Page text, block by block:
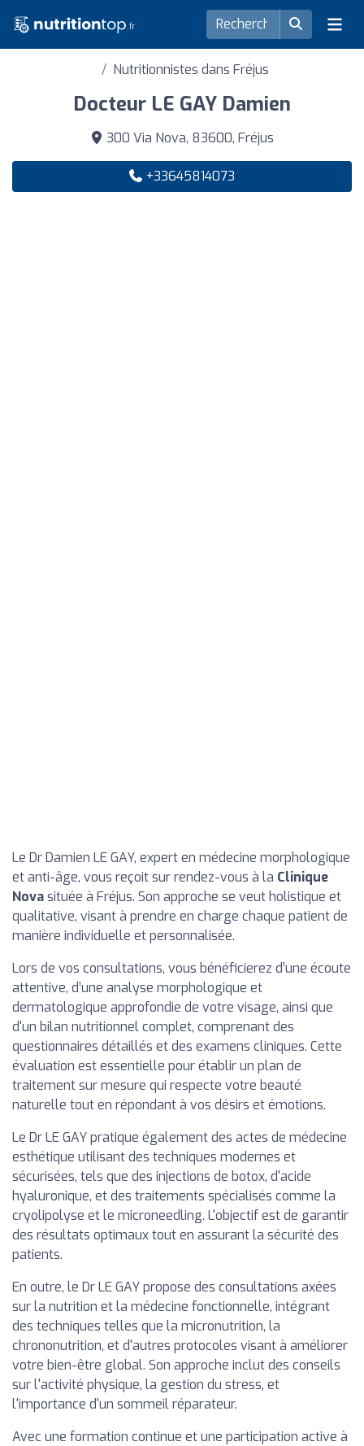
Nutritionnistes dans Fréjus
Docteur LE GAY Damien
300 Via Nova, 83600, Fréjus
+33645814073
Le Dr Damien LE GAY, expert en médecine morphologique
et anti-âge, vous reçoit sur rendez-vous à la Clinique
Novasituée à Fréjus. Son approche se veut holistique et
qualitative, visant à prendre en charge chaque patient de
manière individuelle et personnalisée.
Lors de vos consultations, vous bénéficierez d’une écoute
attentive, d’une analyse morphologique et
dermatologique approfondie de votre visage, ainsi que
d'un bilan nutritionnel complet, comprenant des
questionnaires détaillés et des examens cliniques. Cette
évaluation est essentielle pour établir un plan de
traitement sur mesure qui respecte votre beauté
naturelle tout en répondant à vos désirs et émotions.
Le Dr LE GAY pratique également des actes de médecine
esthétique utilisant des techniques modernes et
sécurisées, tels que des injections de botox, d'acide
hyaluronique, et des traitements spécialisés comme la
cryolipolyse et le microneedling. L'objectif est de garantir
des résultats optimaux tout en assurant la sécurité des
patients.
En outre, le Dr LE GAY propose des consultations axées
sur la nutrition et la médecine fonctionnelle, intégrant
des techniques telles que la micronutrition, la
chrononutrition, et d'autres protocoles visant à améliorer
votre bien-être global. Son approche inclut des conseils
sur l'activité physique, la gestion du stress, et
l'importance d'un sommeil réparateur.
Avec une formation continue et une participation active à